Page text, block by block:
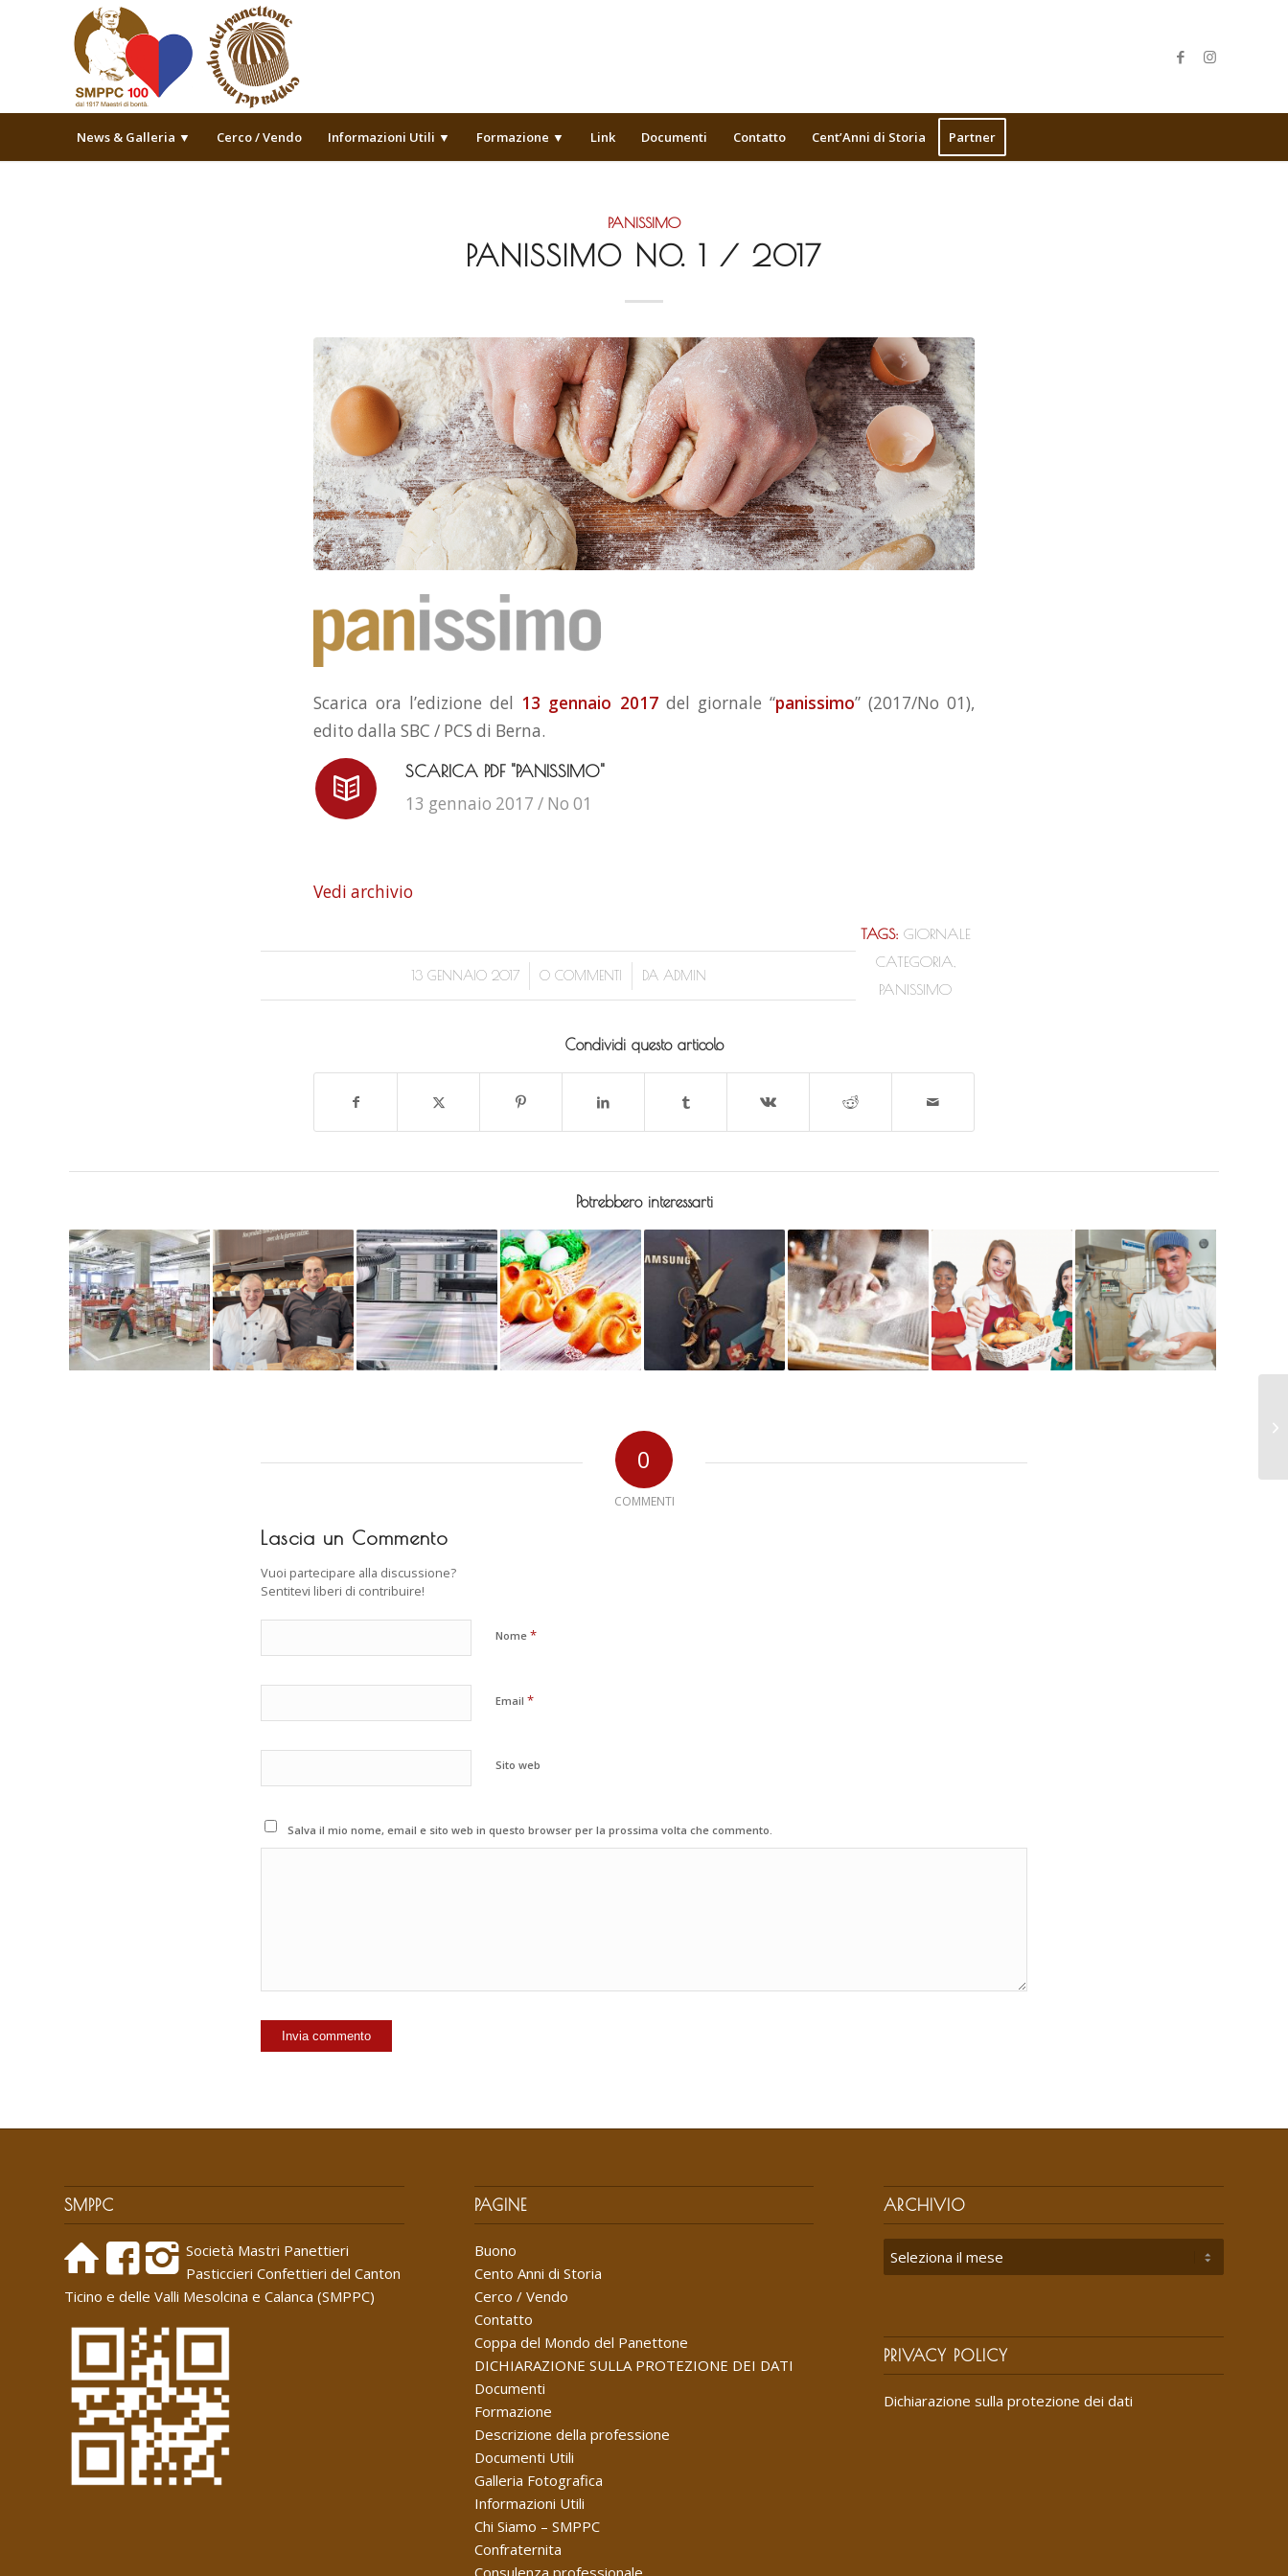
News & Galleria ▼ Cerco / Vendo Informazioni Utili ▼ Formazione ▼ Link Documenti Contatto Cent’Anni di Storia Partner
PANISSIMO
PANISSIMO NO. 1 / 2017
Scarica ora l’edizione del 13 gennaio 2017del giornale “panissimo” (2017/No 01),
edito dalla SBC / PCS di Berna.
SCARICA PDF "PANISSIMO"
13 gennaio 2017 / No 01
Vedi archivio
13 GENNAIO 2017
/ 0 COMMENTI
/ DA ADMIN
TAGS: GIORNALE
CATEGORIA
PANISSIMO
Condividi questo articolo
Potrebbero interessarti
0
COMMENTI
Lascia un Commento
Vuoi partecipare alla discussione?
Sentitevi liberi di contribuire!
Nome *
Email *
Sito web
Salva il mio nome, email e sito web in questo browser per la prossima volta che commento.
SMPPC
Società Mastri Panettieri
Pasticcieri Confettieri del Canton
Ticino e delle Valli Mesolcina e Calanca (SMPPC)
PAGINE
Buono
Cento Anni di Storia
Cerco / Vendo
Contatto
Coppa del Mondo del Panettone
DICHIARAZIONE SULLA PROTEZIONE DEI DATI
Documenti
Formazione
Descrizione della professione
Documenti Utili
Galleria Fotografica
Informazioni Utili
Chi Siamo – SMPPC
Confraternita
Consulenza professionale
ARCHIVIO
PRIVACY POLICY
Dichiarazione sulla protezione dei dati